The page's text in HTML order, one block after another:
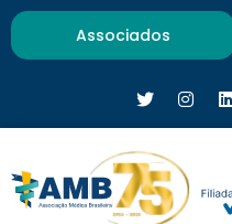
Associados